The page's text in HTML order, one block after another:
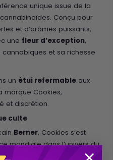
unique issue de la
Conçu pour
et d’arômes puissants,
une fleur d’exception,
et sa richesse
un étui refermable aux
marque Cookies,
et discrétion.
culte
Berner, Cookies s’est
mondiale dans l’univers du
pour son